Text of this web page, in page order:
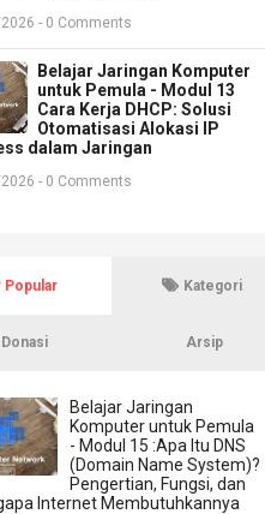
- 0 Comments
Belajar Jaringan Komputer
untuk Pemula - Modul 13
Cara Kerja DHCP: Solusi
Otomatisasi Alokasi IP
dalam Jaringan
- 0 Comments
Popular Kategori
Donasi Arsip
Belajar Jaringan
Komputer untuk Pemula
- Modul 15 :Apa Itu DNS
(Domain Name System)?
Pengertian, Fungsi, dan
Internet Membutuhkannya